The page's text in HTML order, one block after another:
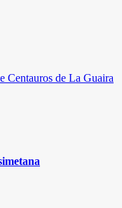
Centauros de La Guaira